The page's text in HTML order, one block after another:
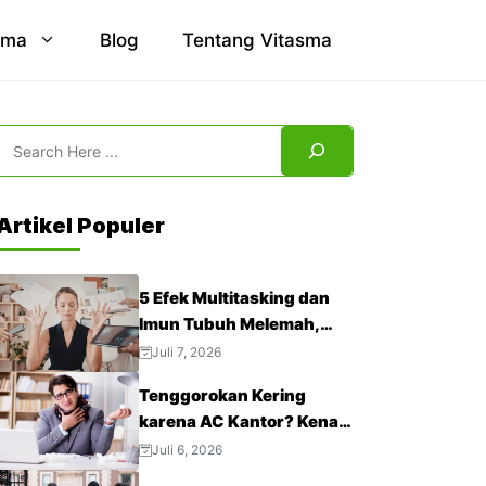
Blog Tentang Vitasma
Populer
5 Efek Multitasking dan
Imun Tubuh Melemah,
Jangan Abaikan!
Juli 7, 2026
Tenggorokan Kering
karena AC Kantor? Kenali
4 Cara Mengatasinya
Juli 6, 2026